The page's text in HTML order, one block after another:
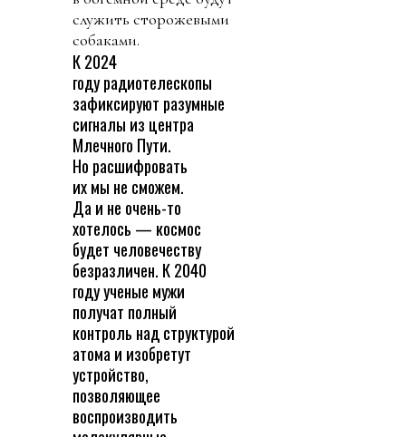
служить сторожевыми
собаками.
К 2024
году радиотелескопы
зафиксируют разумные
сигналы из центра
Млечного Пути.
Но расшифровать
их мы не сможем.
Да и не очень-то
хотелось — космос
будет человечеству
безразличен. К 2040
году ученые мужи
получат полный
контроль над структурой
атома и изобретут
устройство,
позволяющее
воспроизводить